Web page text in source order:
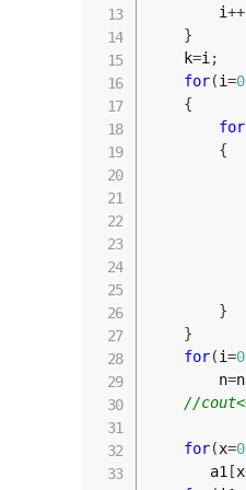
        i
++
}
    k
=i ;
for(i=0
{
for
{
}
}
for(i=0
        n
=n
//
for(x=0
       a1
[x